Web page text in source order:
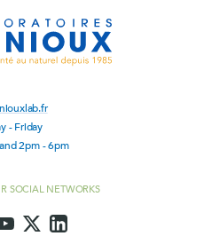
- Friday
2pm - 6pm
SOCIAL NETWORKS